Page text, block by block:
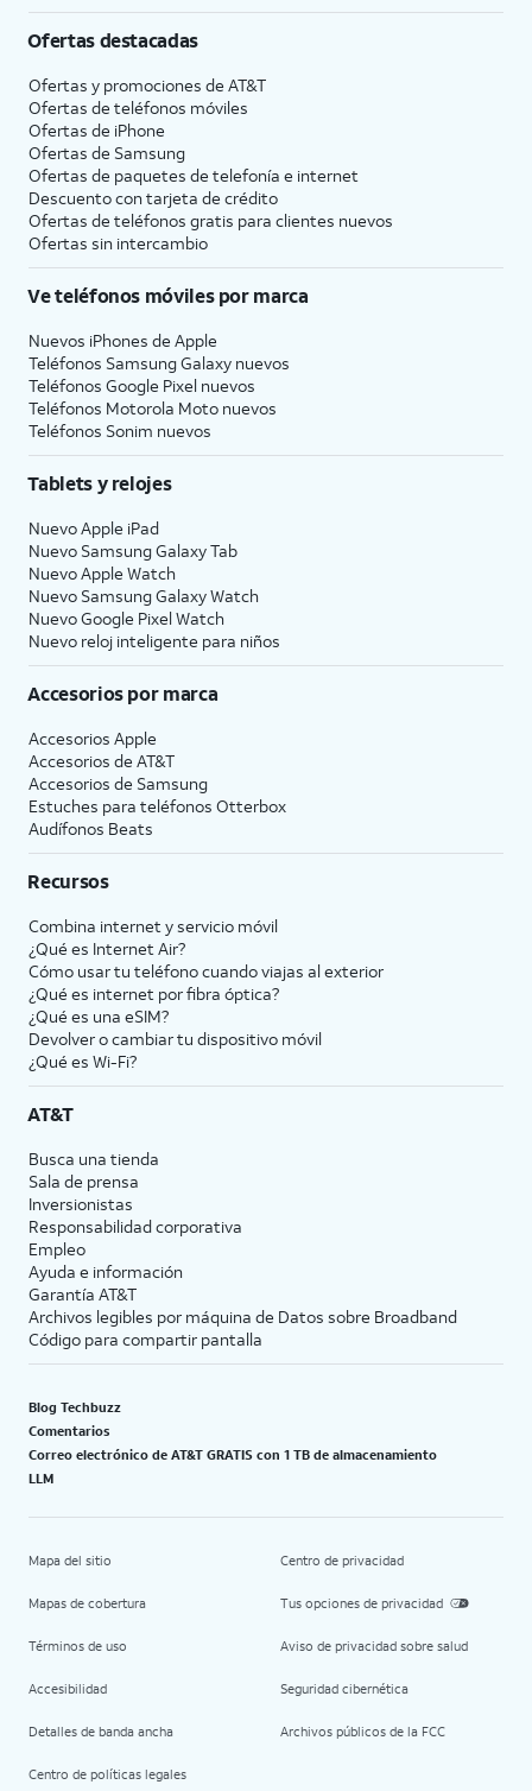
Ofertas destacadas
Ofertas y promociones de AT&T
Ofertas de teléfonos móviles
Ofertas de iPhone
Ofertas de Samsung
Ofertas de paquetes de telefonía e internet
Descuento con tarjeta de crédito
Ofertas de teléfonos gratis para clientes nuevos
Ofertas sin intercambio
Ve teléfonos móviles por marca
Nuevos iPhones de Apple
Teléfonos Samsung Galaxy nuevos
Teléfonos Google Pixel nuevos
Teléfonos Motorola Moto nuevos
Teléfonos Sonim nuevos
Tablets y relojes
Nuevo Apple iPad
Nuevo Samsung Galaxy Tab
Nuevo Apple Watch
Nuevo Samsung Galaxy Watch
Nuevo Google Pixel Watch
Nuevo reloj inteligente para niños
Accesorios por marca
Accesorios Apple
Accesorios de AT&T
Accesorios de Samsung
Estuches para teléfonos Otterbox
Audífonos Beats
Recursos
Combina internet y servicio móvil
¿Qué es Internet Air?
Cómo usar tu teléfono cuando viajas al exterior
¿Qué es internet por fibra óptica?
¿Qué es una eSIM?
Devolver o cambiar tu dispositivo móvil
¿Qué es Wi-Fi?
AT&T
Busca una tienda
Sala de prensa
Inversionistas
Responsabilidad corporativa
Empleo
Ayuda e información
Garantía AT&T
Archivos legibles por máquina de Datos sobre Broadband
Código para compartir pantalla
Blog Techbuzz
Comentarios
Correo electrónico de AT&T GRATIS con 1 TB de almacenamiento
LLM
Mapa del sitio
Mapas de cobertura
Términos de uso
Accesibilidad
Detalles de banda ancha
Centro de políticas legales
Centro de privacidad
Tus opciones de privacidad
Aviso de privacidad sobre salud
Seguridad cibernética
Archivos públicos de la FCC